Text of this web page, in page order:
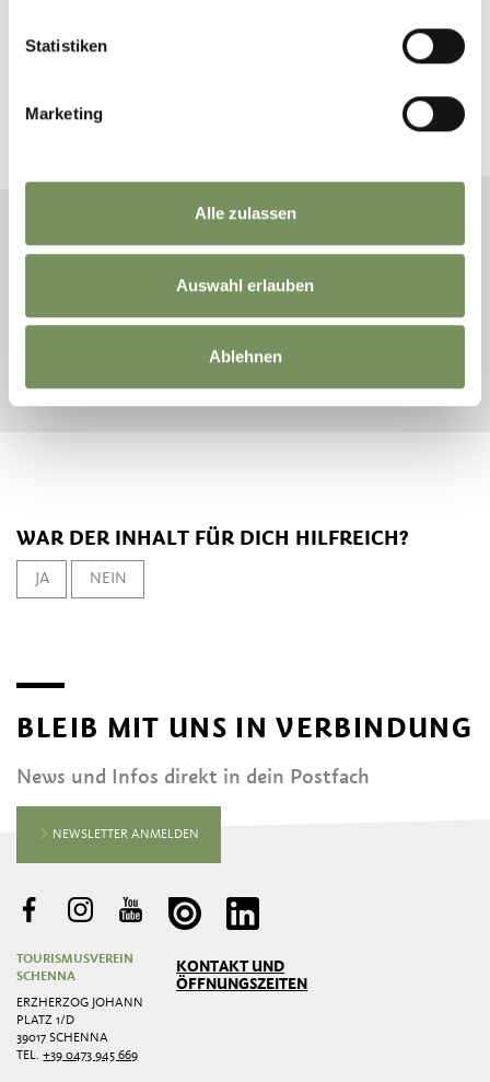
Statistiken
Marketing
Alle zulassen
Auswahl erlauben
Ablehnen
BUCHE DEINEN URLAUB IN
Plane jetzt unverbindlich deinen Traumurlaub
ANREISE
WAR DER INHALT FÜR DICH HILFREICH?
JA NEIN
BLEIB MIT UNS IN VERBINDUNG
News und Infos direkt in dein Postfach
NEWSLETTER ANMELDEN
TOURISMUSVEREIN
SCHENNA
ERZHERZOG JOHANN
PLATZ 1/D
39017 SCHENNA
TEL.+39 0473 945 669
KONTAKT UND
ÖFFNUNGSZEITEN